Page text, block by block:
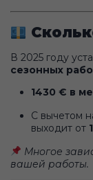
В 2025 году
сезонных
1430 € в
С вычетом
выходит от
Многое
вашей работы.